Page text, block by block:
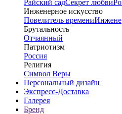
Райский садСекрет любви
Инженерное искусство
Повелитель времени
Брутальность
Отчаянный
Патриотизм
Россия
Религия
Символ Веры
Персональный дизайн
Экспресс-Доставка
Галерея
Бренд